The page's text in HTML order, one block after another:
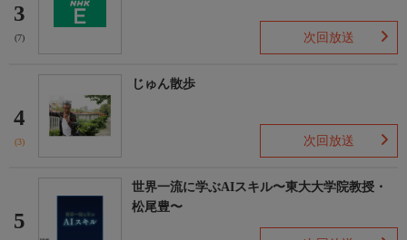
3
(7) 次回放送
4
(3)
じゅん散歩
次回放送
5
世界一流に学ぶAIスキル〜東大大学院教授・
松尾豊〜